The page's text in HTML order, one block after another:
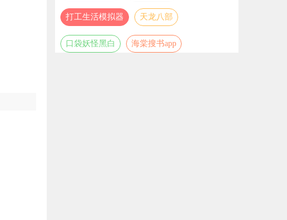
打工生活模拟器 天龙八部
口袋妖怪黑白 海棠搜书app